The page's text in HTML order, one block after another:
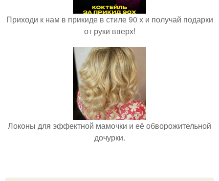
Приходи к нам в прикиде в стиле 90 х и получай подарки
от руки вверх!
Локоны для эффектной мамочки и её обворожительной
дочурки.